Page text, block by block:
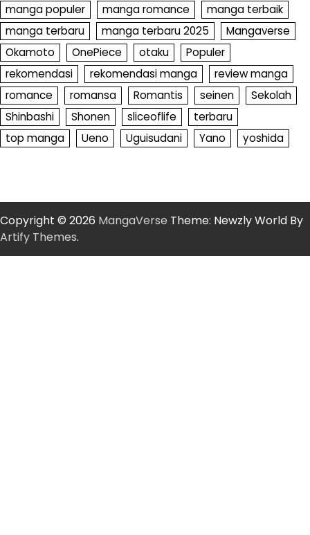
manga populer
manga romance
manga terbaik
manga terbaru
manga terbaru 2025
Mangaverse
Okamoto
OnePiece otaku
Populer
rekomendasi
rekomendasi manga
review manga
romance
romansa Romantis seinen
Sekolah
Shinbashi
Shonen sliceoflife
terbaru
top manga
Ueno Uguisudani Yano yoshida
Copyright © 2026 MangaVerse Theme: Newzly World By
Artify Themes.